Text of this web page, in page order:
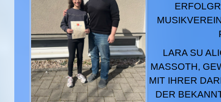
LARA SU
MASSOTH,
MIT IHRER
DER